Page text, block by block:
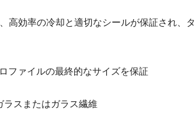
高効率の冷却と適切なシールが保証され、
ファイルの最終的なサイズを保証
ラスまたはガラス繊維